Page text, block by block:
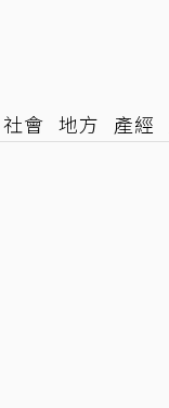
社會 地方 產經